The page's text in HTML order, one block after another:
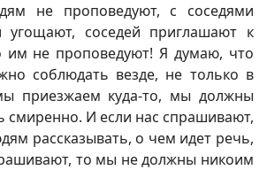
не проповедуют, с соседями
угощают, соседей приглашают к
им не проповедуют! Я думаю, что
соблюдать везде, не только в
приезжаем куда-то, мы должны
смиренно. И если нас спрашивают,
рассказывать, о чем идет речь,
то мы не должны никоим